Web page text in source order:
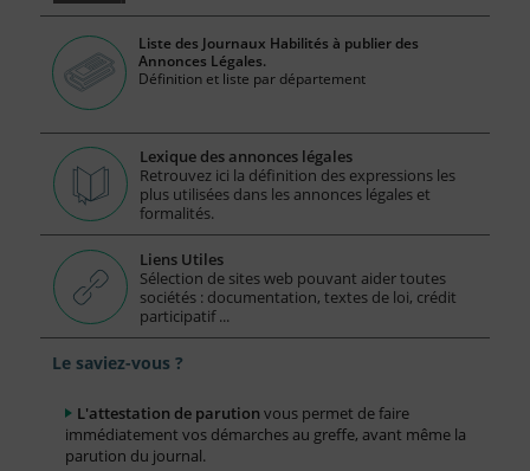
Liste des Journaux Habilités à publier des
Annonces Légales.
Définition et liste par département
Lexique des annonces légales
Retrouvez ici la définition des expressions les
plus utilisées dans les annonces légales et
formalités.
Liens Utiles
Sélection de sites web pouvant aider toutes
sociétés : documentation, textes de loi, crédit
participatif ...
Le saviez-vous ?
L'attestation de parution vous permet de faire
immédiatement vos démarches au greffe, avant même la
parution du journal.